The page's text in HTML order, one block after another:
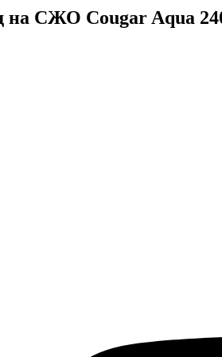
на СЖО Cougar Aqua